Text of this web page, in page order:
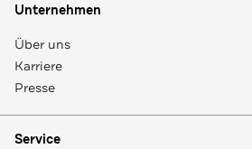
Unternehmen
Über uns
Karriere
Presse
Service